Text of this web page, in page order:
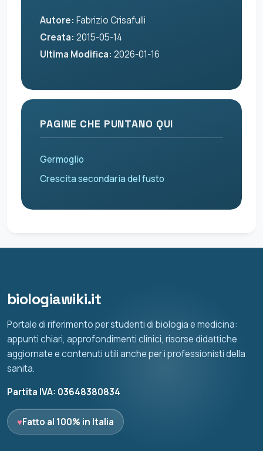
Autore: Fabrizio Crisafulli
Creata: 2015-05-14
Ultima Modifica: 2026-01-16
PAGINE CHE PUNTANO QUI
Germoglio
Crescita secondaria del fusto
biologiawiki.it
Portale di riferimento per studenti di biologia e medicina:
appunti chiari, approfondimenti clinici, risorse didattiche
aggiornate e contenuti utili anche per i professionisti della
sanita.
Partita IVA: 03648380834
♥Fatto al 100% in Italia